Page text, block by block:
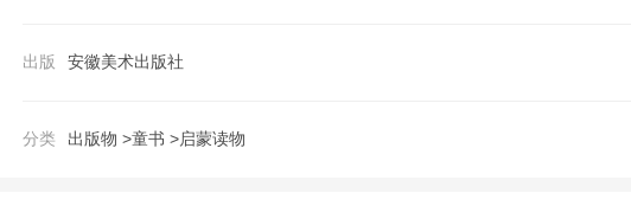
出版 安徽美术出版社
分类 出版物 >童书 >启蒙读物